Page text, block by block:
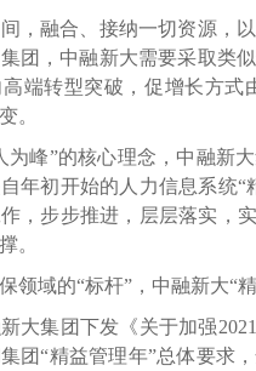
融合、接纳一切资源，以
团，中融新大需要采取类
端转型突破，促增长方
。
”的核心理念，中融新大
年初开始的人力信息系统
，步步推进，层层落实，
。
域的“标杆”，中融新大“精
集团下发《关于加强2021
团“精益管理年”总体要求